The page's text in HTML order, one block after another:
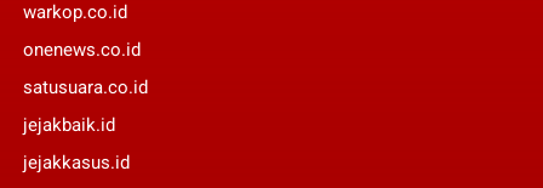
warkop.co.id
onenews.co.id
satusuara.co.id
jejakbaik.id
jejakkasus.id